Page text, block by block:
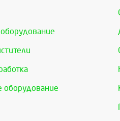
оборудование